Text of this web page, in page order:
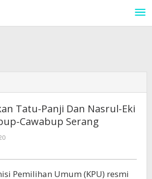
Tatu-Panji Dan Nasrul-Eki
Cawabup Serang
Pemilihan Umum (KPU) resmi